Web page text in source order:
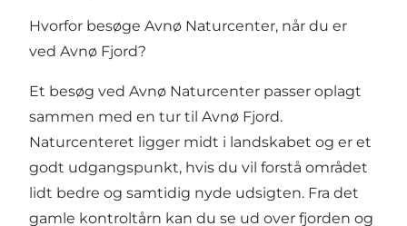
Hvorfor besøge Avnø Naturcenter, når du er
ved Avnø Fjord?
Et besøg ved Avnø Naturcenter passer oplagt
sammen med en tur til Avnø Fjord.
Naturcenteret ligger midt i landskabet og er et
godt udgangspunkt, hvis du vil forstå området
lidt bedre og samtidig nyde udsigten. Fra det
gamle kontroltårn kan du se ud over fjorden og